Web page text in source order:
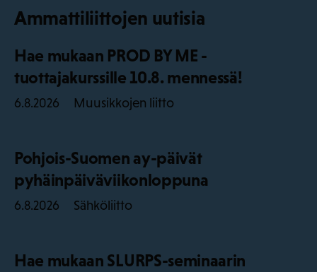
Ammattiliittojen uutisia
Hae mukaan PROD BY ME -
tuottajakurssille 10.8. mennessä!
6.8.2026 Muusikkojen liitto
Pohjois-Suomen ay-päivät
pyhäinpäiväviikonloppuna
6.8.2026 Sähköliitto
Hae mukaan SLURPS-seminaarin